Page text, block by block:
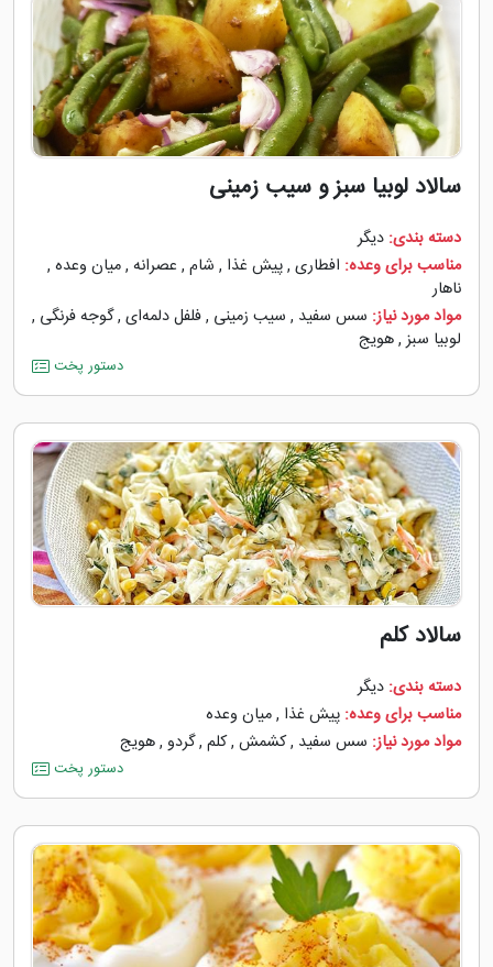
سالاد لوبیا سبز و سیب زمینی
دسته بندی: دیگر
مناسب برای وعده: افطاری ,پیش غذا , شام , عصرانه ,میان وعده ,
ناهار
مواد مورد نیاز: سس سفید , سیب زمینی ,فلفل دلمه‌‌ای ,گوجه ‌فرنگی ,
لوبیا سبز,هویج
دستور پخت
سالاد کلم
دسته بندی: دیگر
مناسب برای وعده: پیش غذا ,میان وعده
مواد مورد نیاز: سس سفید ,کشمش ,کلم ,گردو ,هویج
دستور پخت